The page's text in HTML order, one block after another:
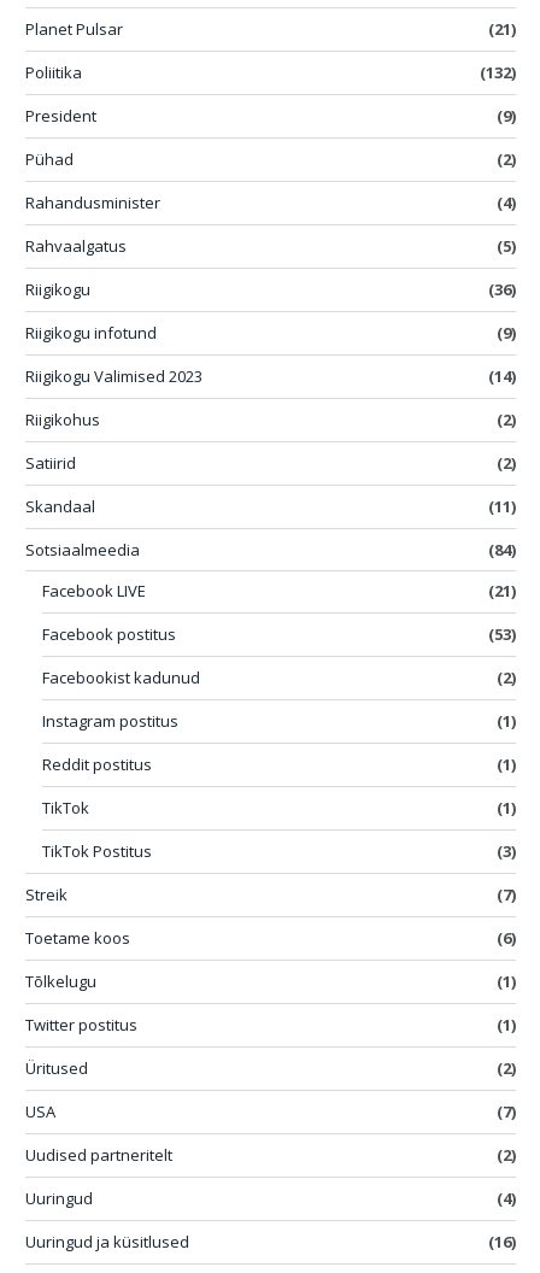
Planet Pulsar
(21)
Poliitika
(132)
President
(9)
Pühad
(2)
Rahandusminister
(4)
Rahvaalgatus
(5)
Riigikogu
(36)
Riigikogu infotund
(9)
Riigikogu Valimised 2023
(14)
Riigikohus
(2)
Satiirid
(2)
Skandaal
(11)
Sotsiaalmeedia
(84)
Facebook LIVE
(21)
Facebook postitus
(53)
Facebookist kadunud
(2)
Instagram postitus
(1)
Reddit postitus
(1)
TikTok
(1)
TikTok Postitus
(3)
Streik
(7)
Toetame koos
(6)
Tõlkelugu
(1)
Twitter postitus
(1)
Üritused
(2)
USA
(7)
Uudised partneritelt
(2)
Uuringud
(4)
Uuringud ja küsitlused
(16)